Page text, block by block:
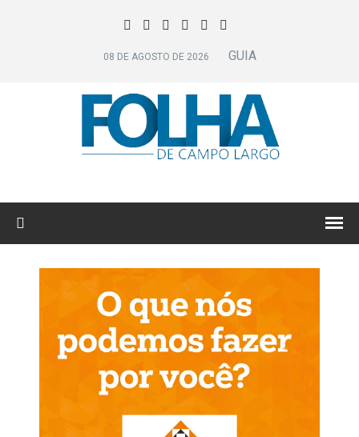
08 DE AGOSTO DE 2026 GUIA